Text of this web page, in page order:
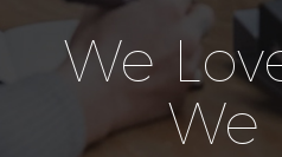
We
We